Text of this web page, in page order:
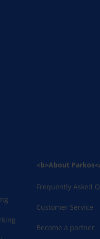
<b>About
Frequently Asked
Customer Service
Become a partner